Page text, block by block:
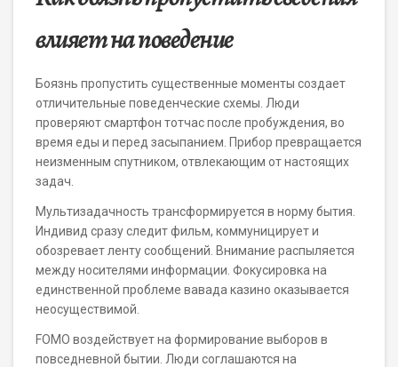
влияет на поведение
Боязнь пропустить существенные моменты создает
отличительные поведенческие схемы. Люди
проверяют смартфон тотчас после пробуждения, во
время еды и перед засыпанием. Прибор превращается
неизменным спутником, отвлекающим от настоящих
задач.
Мультизадачность трансформируется в норму бытия.
Индивид сразу следит фильм, коммуницирует и
обозревает ленту сообщений. Внимание распыляется
между носителями информации. Фокусировка на
единственной проблеме вавада казино оказывается
неосуществимой.
FOMO воздействует на формирование выборов в
повседневной бытии. Люди соглашаются на